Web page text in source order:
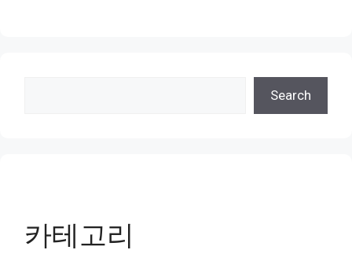
Search
카테고리